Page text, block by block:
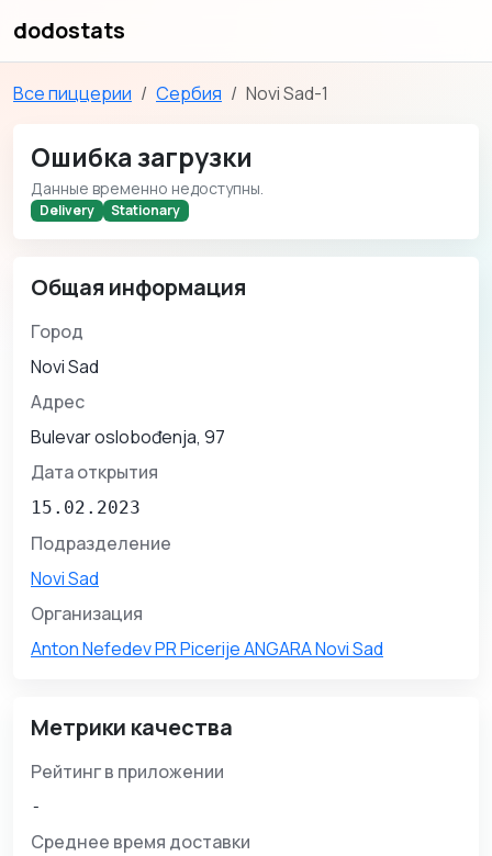
dodostats
Все пиццерии Сербия Novi Sad-1
Ошибка загрузки
Данные временно недоступны.
Delivery Stationary
Общая информация
Город
Novi Sad
Адрес
Bulevar oslobođenja, 97
Дата открытия
15.02.2023
Подразделение
Novi Sad
Организация
Anton Nefedev PR Picerije ANGARA Novi Sad
Метрики качества
Рейтинг в приложении
-
Среднее время доставки